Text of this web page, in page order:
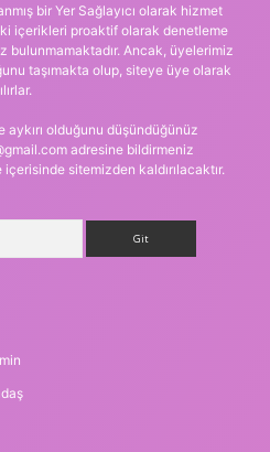
bir Yer Sağlayıcı olarak hizmet
içerikleri proaktif olarak denetleme
bulunmamaktadır. Ancak, üyelerimiz
taşımakta olup, siteye üye olarak
olduğunu düşündüğünüz
adresine bildirmeniz
sitemizden kaldırılacaktır.